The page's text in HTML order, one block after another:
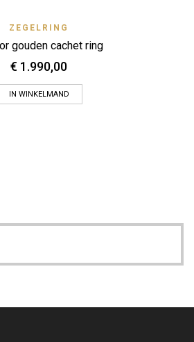
ZEGELRING
gouden cachet ring
€ 1.990,00
IN WINKELMAND